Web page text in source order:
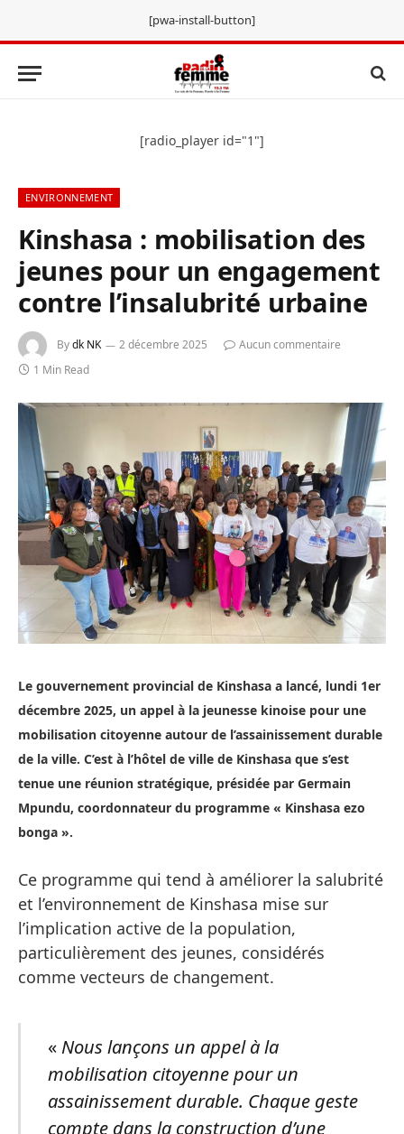
[pwa-install-button]
[radio_player id="1"]
ENVIRONNEMENT
Kinshasa : mobilisation des
jeunes pour un engagement
contre l’insalubrité urbaine
Bydk NK 2 décembre 2025
Aucun commentaire
1 Min Read
Le gouvernement provincial de Kinshasa a lancé, lundi 1er
décembre 2025, un appel à la jeunesse kinoise pour une
mobilisation citoyenne autour de l’assainissement durable
de la ville. C’est à l’hôtel de ville de Kinshasa que s’est
tenue une réunion stratégique, présidée par Germain
Mpundu, coordonnateur du programme « Kinshasa ezo
bonga ».
Ce programme qui tend à améliorer la salubrité
et l’environnement de Kinshasa mise sur
l’implication active de la population,
particulièrement des jeunes, considérés
comme vecteurs de changement.
« Nous lançons un appel à la
mobilisation citoyenne pour un
assainissement durable. Chaque geste
compte dans la construction d’une